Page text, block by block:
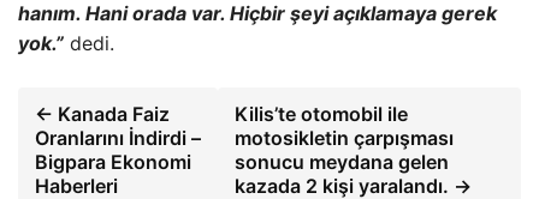
hanım. Hani orada var. Hiçbir şeyi açıklamaya gerek
yok.” dedi.
← Kanada Faiz
Oranlarını İndirdi –
Bigpara Ekonomi
Haberleri
Kilis’te otomobil ile
motosikletin çarpışması
sonucu meydana gelen
kazada 2 kişi yaralandı. →